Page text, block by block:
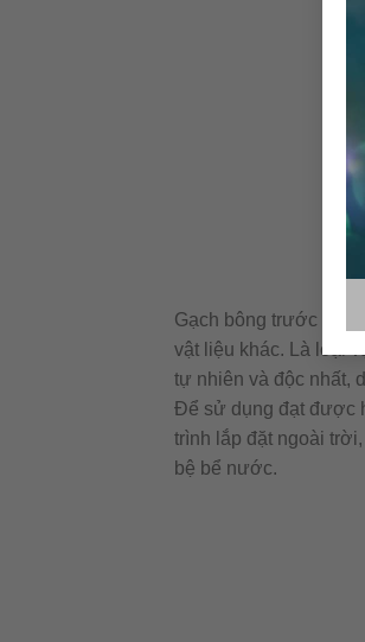
Gạch bông trước đây
vật liệu khác. Là loại
tự nhiên và độc nhất,
Để sử dụng đạt được
trình lắp đặt ngoài
bệ bể nước.